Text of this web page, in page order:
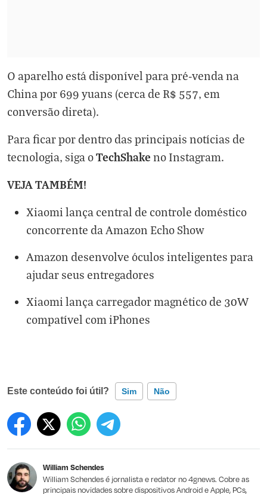
O aparelho está disponível para pré-venda na
China por 699 yuans (cerca de R$ 557, em
conversão direta).
Para ficar por dentro das principais notícias de
tecnologia, siga oTechShake no Instagram.
VEJA TAMBÉM!
Xiaomi lança central de controle doméstico
concorrente da Amazon Echo Show
Amazon desenvolve óculos inteligentes para
ajudar seus entregadores
Xiaomi lança carregador magnético de 30W
compatível com iPhones
Este conteúdo foi útil? Sim Não
Este conteúdo contém informação incorreta
Outro
William Schendes
William Schendes é jornalista e redator no 4gnews. Cobre as
principais novidades sobre dispositivos Android e Apple, PCs,